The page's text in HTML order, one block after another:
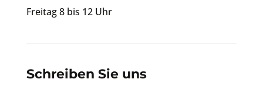
Freitag 8 bis 12 Uhr
Schreiben Sie uns